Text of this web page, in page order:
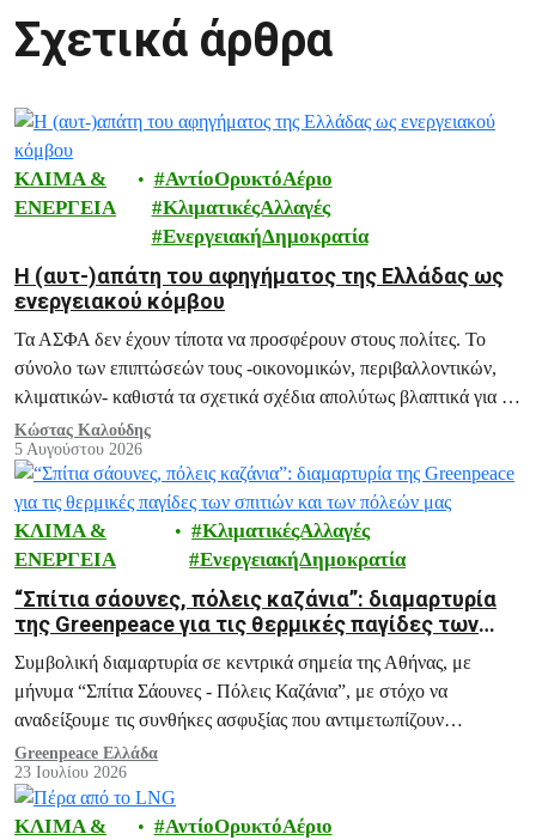
Σχετικά άρθρα
ΚΛΙΜΑ &
ΕΝΕΡΓΕΙΑ
ΑντίοΟρυκτόΑέριο
ΚλιματικέςΑλλαγές
ΕνεργειακήΔημοκρατία
H (αυτ-)απάτη του αφηγήματος της Ελλάδας ως
ενεργειακού κόμβου
Τα ΑΣΦΑ δεν έχουν τίποτα να προσφέρουν στους πολίτες. Το
σύνολο των επιπτώσεών τους -οικονομικών, περιβαλλοντικών,
κλιματικών- καθιστά τα σχετικά σχέδια απολύτως βλαπτικά για το
μέλλον της Ελλάδας.
Κώστας Καλούδης
5 Αυγούστου 2026
ΚΛΙΜΑ &
ΕΝΕΡΓΕΙΑ
ΚλιματικέςΑλλαγές
ΕνεργειακήΔημοκρατία
“Σπίτια σάουνες, πόλεις καζάνια”: διαμαρτυρία
της Greenpeace για τις θερμικές παγίδες των
σπιτιών και των πόλεών μας
Συμβολική διαμαρτυρία σε κεντρικά σημεία της Αθήνας, με
μήνυμα “Σπίτια Σάουνες - Πόλεις Καζάνια”, με στόχο να
αναδείξουμε τις συνθήκες ασφυξίας που αντιμετωπίζουν
εκατομμύρια πολίτες κάθε καλοκαίρι, και ειδικά σε περιόδους
καύσωνα, μέσα στα ίδια τους τα σπίτια.
Greenpeace Ελλάδα
23 Ιουλίου 2026
ΚΛΙΜΑ &
ΑντίοΟρυκτόΑέριο